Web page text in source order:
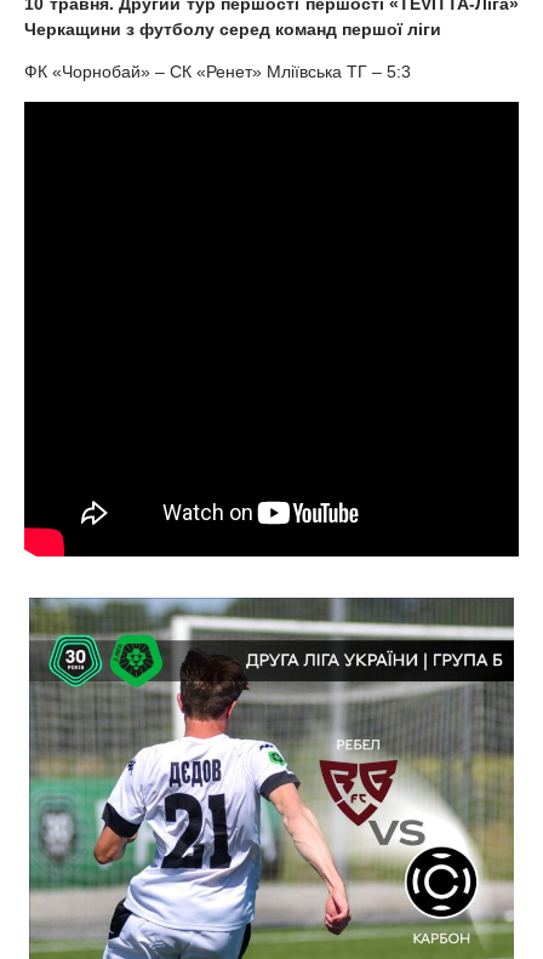
10 травня. Другий тур першості першості «TEVITTA-Ліга»
Черкащини з футболу серед команд першої ліги
ФК «Чорнобай» – СК «Ренет» Мліївська ТГ – 5:3